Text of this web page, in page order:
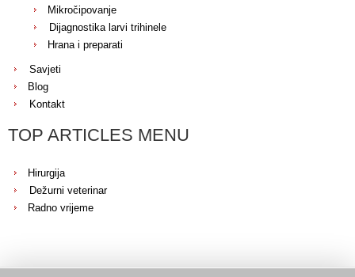
Mikročipovanje
Dijagnostika larvi trihinele
Hrana i preparati
Savjeti
Blog
Kontakt
TOP ARTICLES MENU
Hirurgija
Dežurni veterinar
Radno vrijeme